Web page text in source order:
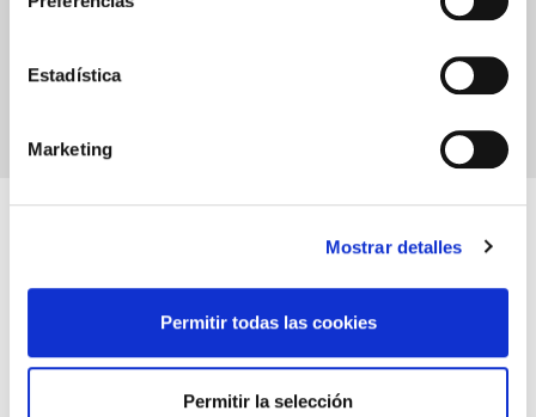
Estadística
Marketing
Mostrar detalles
Permitir todas las cookies
Permitir la selección
Nuestros clientes nos
Más allá de una simple relación comercial ,